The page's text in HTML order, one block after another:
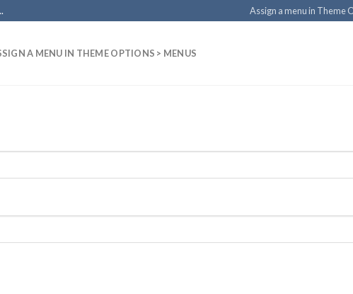
Assign a menu in Theme
A MENU IN THEME OPTIONS > MENUS